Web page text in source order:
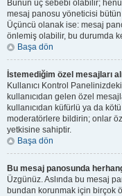
Bunun üç sebebi olabilir;
mesaj panosu yöneticisi
Üçüncü olanak ise: mesaj
önlemiş olabilir, bu durumda
Başa dön
İstemediğim özel mesajları
Kullanıcı Kontrol
kullanıcıdan gelen özel
kullanıcıdan küfürlü ya da
moderatörlere bildirin; onlar
yetkisine sahiptir.
Başa dön
Bu mesaj panosunda
Üzgünüz. Aslında bu mesaj
bundan korunmak için birçok